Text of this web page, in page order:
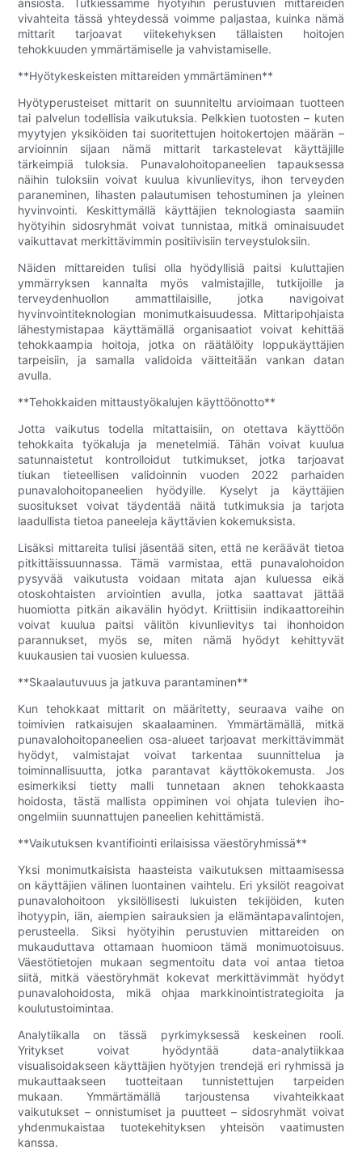
vivahteita tässä yhteydessä voimme paljastaa, kuinka nämä
mittarit tarjoavat viitekehyksen tällaisten hoitojen
tehokkuuden ymmärtämiselle ja vahvistamiselle.
**Hyötykeskeisten mittareiden ymmärtäminen**
Hyötyperusteiset mittarit on suunniteltu arvioimaan tuotteen
tai palvelun todellisia vaikutuksia. Pelkkien tuotosten – kuten
myytyjen yksiköiden tai suoritettujen hoitokertojen määrän –
arvioinnin sijaan nämä mittarit tarkastelevat käyttäjille
tärkeimpiä tuloksia. Punavalohoitopaneelien tapauksessa
näihin tuloksiin voivat kuulua kivunlievitys, ihon terveyden
paraneminen, lihasten palautumisen tehostuminen ja yleinen
hyvinvointi. Keskittymällä käyttäjien teknologiasta saamiin
hyötyihin sidosryhmät voivat tunnistaa, mitkä ominaisuudet
vaikuttavat merkittävimmin positiivisiin terveystuloksiin.
Näiden mittareiden tulisi olla hyödyllisiä paitsi kuluttajien
ymmärryksen kannalta myös valmistajille, tutkijoille ja
terveydenhuollon ammattilaisille, jotka navigoivat
hyvinvointiteknologian monimutkaisuudessa. Mittaripohjaista
lähestymistapaa käyttämällä organisaatiot voivat kehittää
tehokkaampia hoitoja, jotka on räätälöity loppukäyttäjien
tarpeisiin, ja samalla validoida väitteitään vankan datan
avulla.
**Tehokkaiden mittaustyökalujen käyttöönotto**
Jotta vaikutus todella mitattaisiin, on otettava käyttöön
tehokkaita työkaluja ja menetelmiä. Tähän voivat kuulua
satunnaistetut kontrolloidut tutkimukset, jotka tarjoavat
tiukan tieteellisen validoinnin vuoden 2022 parhaiden
punavalohoitopaneelien hyödyille. Kyselyt ja käyttäjien
suositukset voivat täydentää näitä tutkimuksia ja tarjota
laadullista tietoa paneeleja käyttävien kokemuksista.
Lisäksi mittareita tulisi jäsentää siten, että ne keräävät tietoa
pitkittäissuunnassa. Tämä varmistaa, että punavalohoidon
pysyvää vaikutusta voidaan mitata ajan kuluessa eikä
otoskohtaisten arviointien avulla, jotka saattavat jättää
huomiotta pitkän aikavälin hyödyt. Kriittisiin indikaattoreihin
voivat kuulua paitsi välitön kivunlievitys tai ihonhoidon
parannukset, myös se, miten nämä hyödyt kehittyvät
kuukausien tai vuosien kuluessa.
**Skaalautuvuus ja jatkuva parantaminen**
Kun tehokkaat mittarit on määritetty, seuraava vaihe on
toimivien ratkaisujen skaalaaminen. Ymmärtämällä, mitkä
punavalohoitopaneelien osa-alueet tarjoavat merkittävimmät
hyödyt, valmistajat voivat tarkentaa suunnittelua ja
toiminnallisuutta, jotka parantavat käyttökokemusta. Jos
esimerkiksi tietty malli tunnetaan aknen tehokkaasta
hoidosta, tästä mallista oppiminen voi ohjata tulevien iho-
ongelmiin suunnattujen paneelien kehittämistä.
**Vaikutuksen kvantifiointi erilaisissa väestöryhmissä**
Yksi monimutkaisista haasteista vaikutuksen mittaamisessa
on käyttäjien välinen luontainen vaihtelu. Eri yksilöt reagoivat
punavalohoitoon yksilöllisesti lukuisten tekijöiden, kuten
ihotyypin, iän, aiempien sairauksien ja elämäntapavalintojen,
perusteella. Siksi hyötyihin perustuvien mittareiden on
mukauduttava ottamaan huomioon tämä monimuotoisuus.
Väestötietojen mukaan segmentoitu data voi antaa tietoa
siitä, mitkä väestöryhmät kokevat merkittävimmät hyödyt
punavalohoidosta, mikä ohjaa markkinointistrategioita ja
koulutustoimintaa.
Analytiikalla on tässä pyrkimyksessä keskeinen rooli.
Yritykset voivat hyödyntää data-analytiikkaa
visualisoidakseen käyttäjien hyötyjen trendejä eri ryhmissä ja
mukauttaakseen tuotteitaan tunnistettujen tarpeiden
mukaan. Ymmärtämällä tarjoustensa vivahteikkaat
vaikutukset – onnistumiset ja puutteet – sidosryhmät voivat
yhdenmukaistaa tuotekehityksen yhteisön vaatimusten
kanssa.